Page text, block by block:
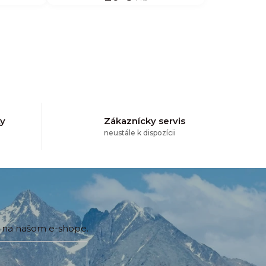
Zákaznícky servis
neustále k dispozícii
našom e-shope.